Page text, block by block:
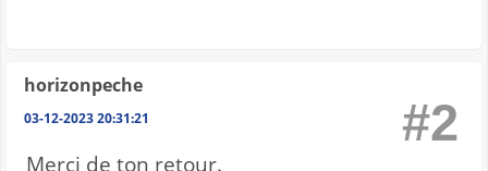
horizonpeche
03-12-2023 20:31:21 #2
Merci de ton retour.